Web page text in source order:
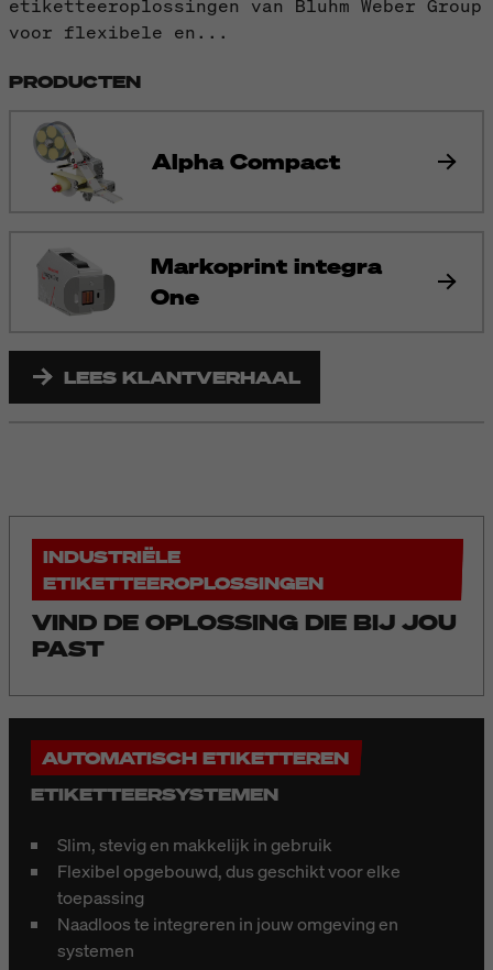
etiketteeroplossingen van Bluhm Weber Group
voor flexibele en...
PRODUCTEN
Alpha Compact
Markoprint integra
One
LEES KLANTVERHAAL
INDUSTRIËLE
ETIKETTEEROPLOSSINGEN
VIND DE OPLOSSING DIE BIJ JOU
PAST
AUTOMATISCH ETIKETTEREN
ETIKETTEERSYSTEMEN
Slim, stevig en makkelijk in gebruik
Flexibel opgebouwd, dus geschikt voor elke
toepassing
Naadloos te integreren in jouw omgeving en
systemen